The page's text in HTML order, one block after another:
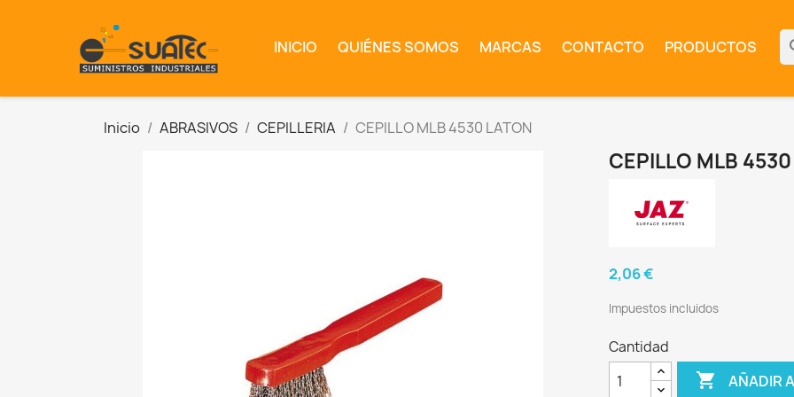
INICIO QUIÉNES SOMOS MARCAS CONTACTO PRODUCTOS
Inicio ABRASIVOS CEPILLERIA CEPILLO MLB 4530 LATON
CEPILLO MLB
2,06 €
Impuestos incluidos
Cantidad
 AÑADIR